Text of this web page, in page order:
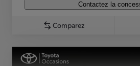
Contactez la
Comparez